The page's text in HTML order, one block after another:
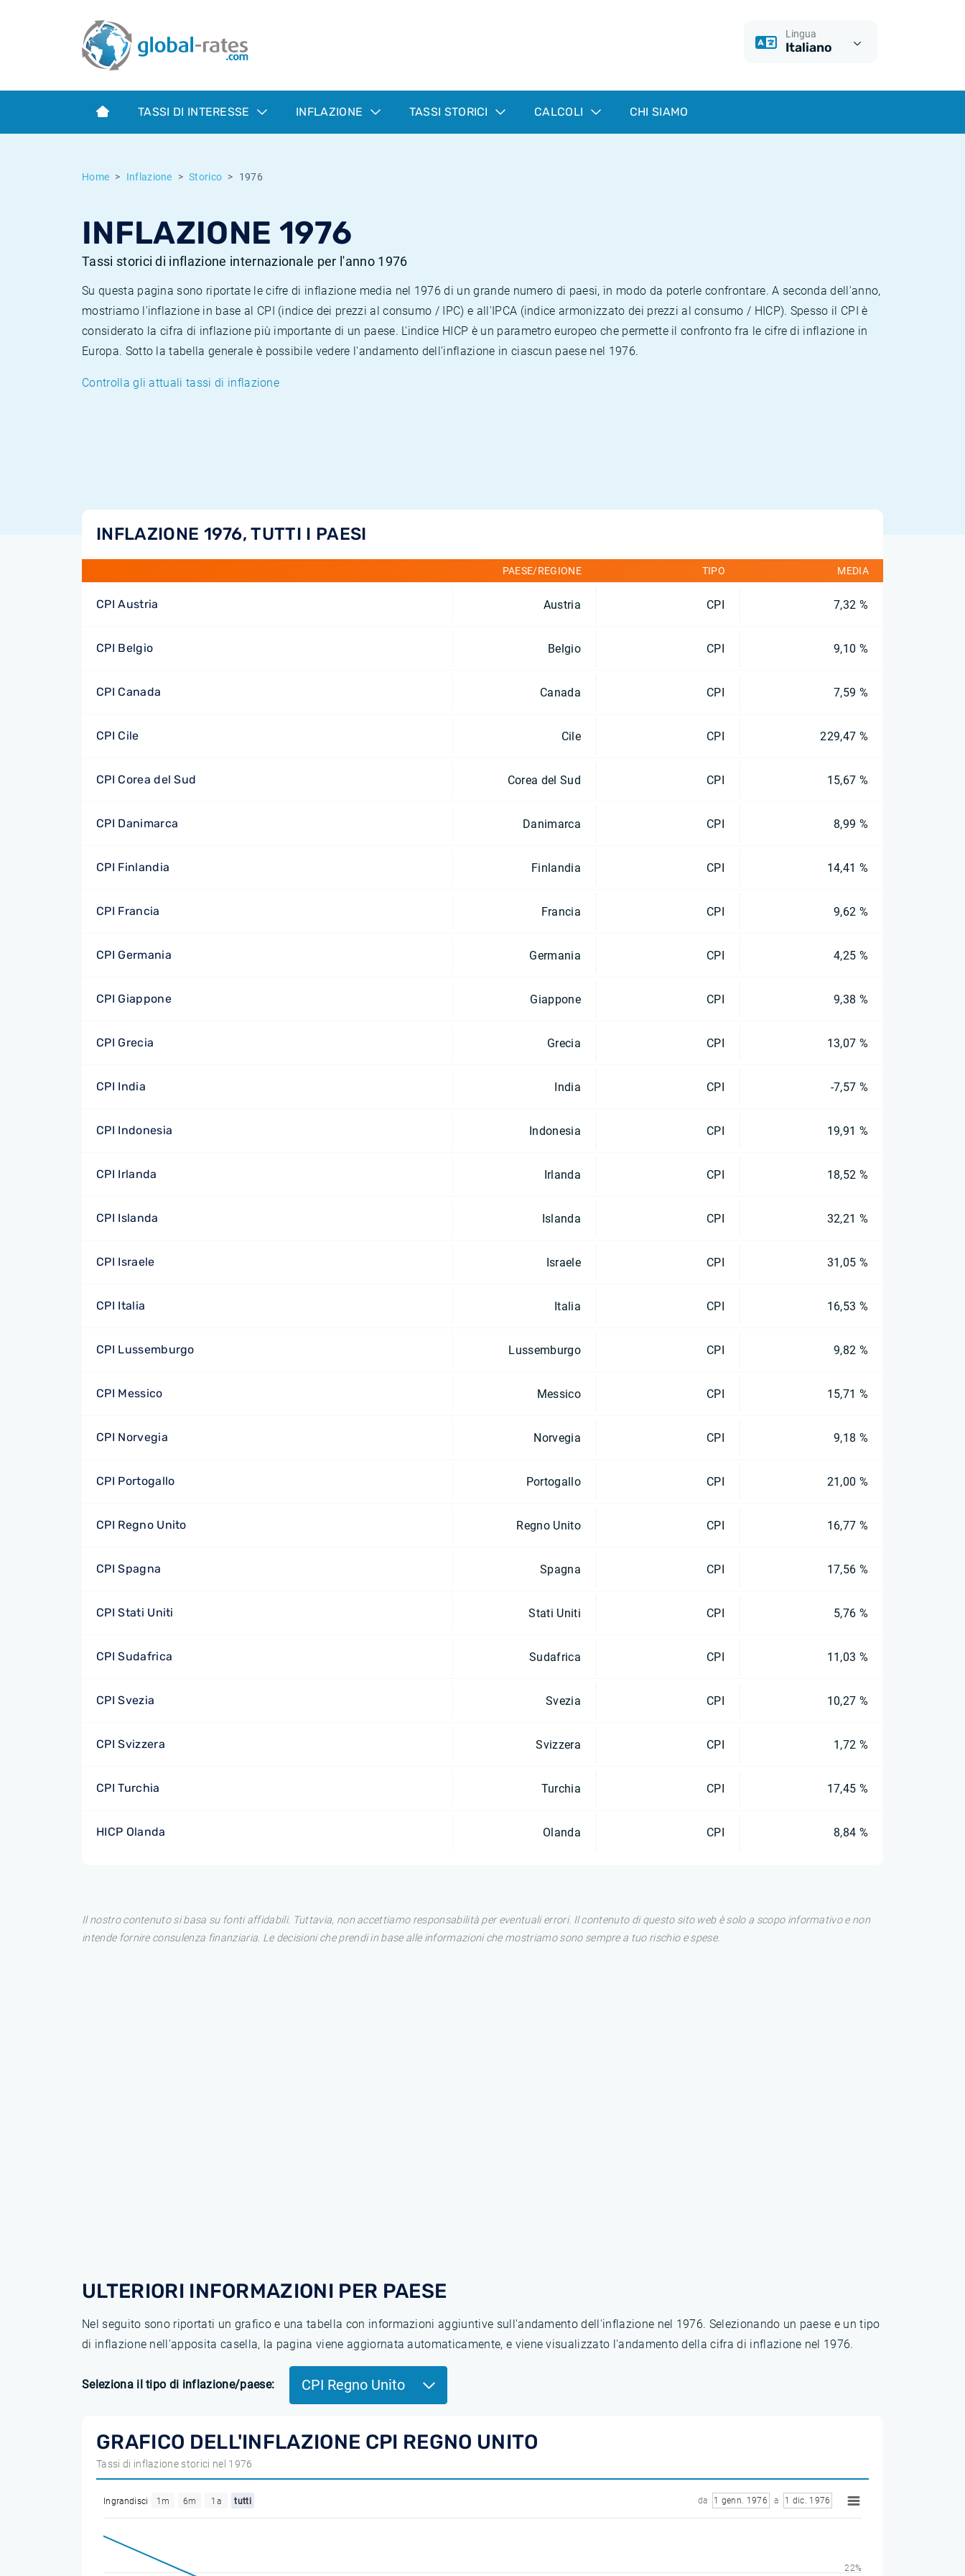
Lingua
Italiano
TASSI DI INTERESSE INFLAZIONE TASSI STORICI CALCOLI CHI SIAMO
Home Inflazione Storico 1976
INFLAZIONE 1976
Tassi storici di inflazione internazionale per l'anno 1976
Su questa pagina sono riportate le cifre di inflazione media nel 1976 di un grande numero di paesi, in modo da poterle confrontare. A seconda dell'anno,
mostriamo l'inflazione in base al CPI (indice dei prezzi al consumo / IPC) e all'IPCA (indice armonizzato dei prezzi al consumo / HICP). Spesso il CPI è
considerato la cifra di inflazione più importante di un paese. L'indice HICP è un parametro europeo che permette il confronto fra le cifre di inflazione in
Europa. Sotto la tabella generale è possibile vedere l'andamento dell'inflazione in ciascun paese nel 1976.
Controlla gli attuali tassi di inflazione
INFLAZIONE 1976, TUTTI I PAESI
PAESE/REGIONE TIPO MEDIA
CPI Austria Austria CPI 7,32 %
CPI Belgio Belgio CPI 9,10 %
CPI Canada Canada CPI 7,59 %
CPI Cile Cile CPI 229,47 %
CPI Corea del Sud Corea del Sud CPI 15,67 %
CPI Danimarca Danimarca CPI 8,99 %
CPI Finlandia Finlandia CPI 14,41 %
CPI Francia Francia CPI 9,62 %
CPI Germania Germania CPI 4,25 %
CPI Giappone Giappone CPI 9,38 %
CPI Grecia Grecia CPI 13,07 %
CPI India India CPI -7,57 %
CPI Indonesia Indonesia CPI 19,91 %
CPI Irlanda Irlanda CPI 18,52 %
CPI Islanda Islanda CPI 32,21 %
CPI Israele Israele CPI 31,05 %
CPI Italia Italia CPI 16,53 %
CPI Lussemburgo Lussemburgo CPI 9,82 %
CPI Messico Messico CPI 15,71 %
CPI Norvegia Norvegia CPI 9,18 %
CPI Portogallo Portogallo CPI 21,00 %
CPI Regno Unito Regno Unito CPI 16,77 %
CPI Spagna Spagna CPI 17,56 %
CPI Stati Uniti Stati Uniti CPI 5,76 %
CPI Sudafrica Sudafrica CPI 11,03 %
CPI Svezia Svezia CPI 10,27 %
CPI Svizzera Svizzera CPI 1,72 %
CPI Turchia Turchia CPI 17,45 %
HICP Olanda Olanda CPI 8,84 %
Il nostro contenuto si basa su fonti affidabili. Tuttavia, non accettiamo responsabilità per eventuali errori. Il contenuto di questo sito web è solo a scopo informativo e non
intende fornire consulenza finanziaria. Le decisioni che prendi in base alle informazioni che mostriamo sono sempre a tuo rischio e spese.
ULTERIORI INFORMAZIONI PER PAESE
Nel seguito sono riportati un grafico e una tabella con informazioni aggiuntive sull'andamento dell'inflazione nel 1976. Selezionando un paese e un tipo
di inflazione nell'apposita casella, la pagina viene aggiornata automaticamente, e viene visualizzato l'andamento della cifra di inflazione nel 1976.
Seleziona il tipo di inflazione/paese: CPI Regno Unito
GRAFICO DELL'INFLAZIONE CPI REGNO UNITO
Tassi di inflazione storici nel 1976
Ingrandisci 1m 6m 1a tutti da 1 genn. 1976 a 1 dic. 1976
22%
Term SOFR
Cos'è l'inflazione CPI?
Cos'è l'inflazione HICP?
Inflazione Svizzera
Tassi storici Euribor
Tassi storici di ESTER
Tassi di inflazione storici
Calcolatore dell’inflazione